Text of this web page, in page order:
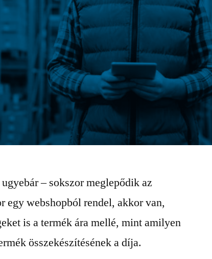
– sokszor meglepődik az
egy webshopból rendel, akkor van,
is a termék ára mellé, mint amilyen
összekészítésének a díja.